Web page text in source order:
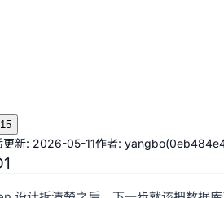
15
更新: 2026-05-11作者: yangbo(